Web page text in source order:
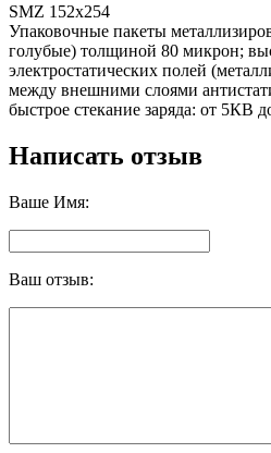
SMZ 152x254
Упаковочные пакеты
голубые) толщиной 80 микрон;
электростатических полей
между внешними слоями
быстрое стекание заряда: от 5КВ
Написать отзыв
Ваше Имя:
Ваш отзыв: